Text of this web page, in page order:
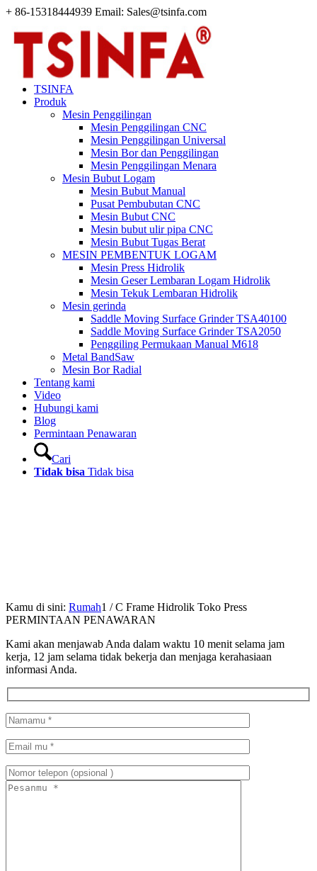
+ 86-15318444939 Email: Sales@tsinfa.com
TSINFA
Produk
Mesin Penggilingan
Mesin Penggilingan CNC
Mesin Penggilingan Universal
Mesin Bor dan Penggilingan
Mesin Penggilingan Menara
Mesin Bubut Logam
Mesin Bubut Manual
Pusat Pembubutan CNC
Mesin Bubut CNC
Mesin bubut ulir pipa CNC
Mesin Bubut Tugas Berat
MESIN PEMBENTUK LOGAM
Mesin Press Hidrolik
Mesin Geser Lembaran Logam Hidrolik
Mesin Tekuk Lembaran Hidrolik
Mesin gerinda
Saddle Moving Surface Grinder TSA40100
Saddle Moving Surface Grinder TSA2050
Penggiling Permukaan Manual M618
Metal BandSaw
Mesin Bor Radial
Tentang kami
Video
Hubungi kami
Blog
Permintaan Penawaran
Cari
Tidak bisa Tidak bisa
Kamu di sini: Rumah1 / C Frame Hidrolik Toko Press
PERMINTAAN PENAWARAN
Kami akan menjawab Anda dalam waktu 10 menit selama jam
kerja, 12 jam selama tidak bekerja dan menjaga kerahasiaan
informasi Anda.